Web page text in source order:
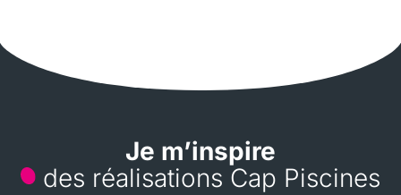
Je m’inspire
des réalisations Cap Piscines